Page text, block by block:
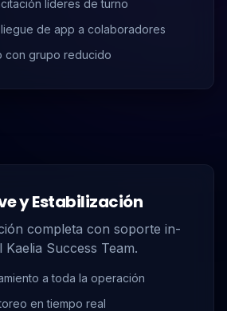
líderes de turno
de app a colaboradores
con grupo reducido
y Estabilización
completa con soporte in-
Kaelia Success Team.
a toda la operación
en tiempo real